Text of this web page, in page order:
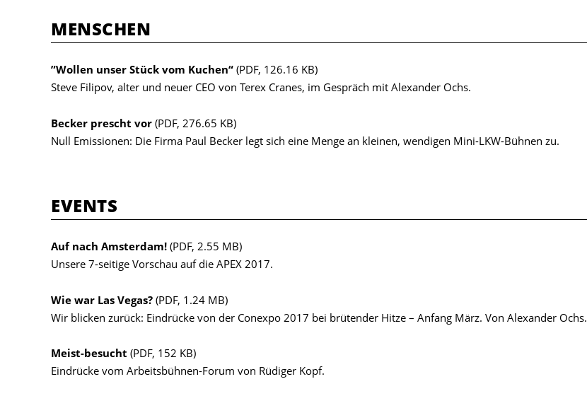
MENSCHEN
”Wollen unser Stück vom Kuchen“ (PDF, 126.16 KB)
Steve Filipov, alter und neuer CEO von Terex Cranes, im Gespräch mit Alexander Ochs.
Becker prescht vor (PDF, 276.65 KB)
Null Emissionen: Die Firma Paul Becker legt sich eine Menge an kleinen, wendigen Mini-LKW-Bühnen zu.
EVENTS
Auf nach Amsterdam! (PDF, 2.55 MB)
Unsere 7-seitige Vorschau auf die APEX 2017.
Wie war Las Vegas? (PDF, 1.24 MB)
Wir blicken zurück: Eindrücke von der Conexpo 2017 bei brütender Hitze – Anfang März. Von Alexander Ochs.
Meist-besucht (PDF, 152 KB)
Eindrücke vom Arbeitsbühnen-Forum von Rüdiger Kopf.